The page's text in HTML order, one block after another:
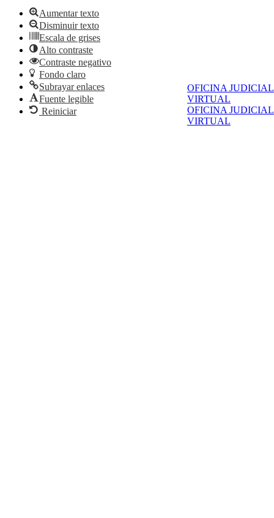
OFICINA JUDICIAL
VIRTUAL
OFICINA JUDICIAL
VIRTUAL
Aumentar texto
Disminuir texto
Escala de grises
Alto contraste
Contraste negativo
Fondo claro
Subrayar enlaces
Fuente legible
Reiniciar